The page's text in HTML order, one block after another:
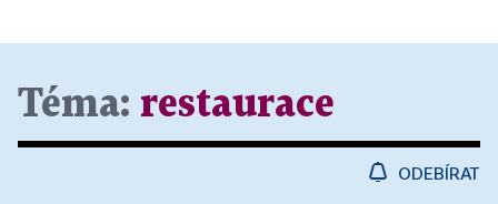
Téma: restaurace
ODEBÍRAT